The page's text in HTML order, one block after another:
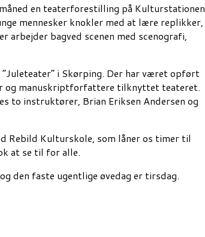
en teaterforestilling på Kulturstationen
mennesker knokler med at lære replikker,
arbejder bagved scenen med scenografi,
i Skørping. Der har været opført
og manuskriptforfattere tilknyttet teateret.
to instruktører, Brian Eriksen Andersen og
Rebild Kulturskole, som låner os timer til
at se til for alle.
den faste ugentlige øvedag er tirsdag.